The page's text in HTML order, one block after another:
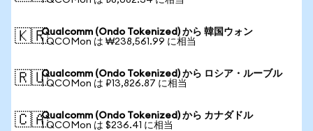
🇰🇷Qualcomm (Ondo Tokenized) から 韓国ウォン
1 QCOMon は ₩238,561.99 に相当
🇷🇺Qualcomm (Ondo Tokenized) から ロシア・ルーブル
1 QCOMon は ₽13,826.87 に相当
🇨🇦Qualcomm (Ondo Tokenized) から カナダドル
1 QCOMon は $236.41 に相当